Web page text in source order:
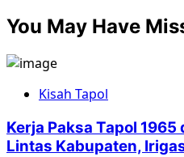
about
IPT
Australia
Pembantaian
di
You May Have
Kisah Tapol
Kerja Paksa Tapol
Lintas Kabupaten,